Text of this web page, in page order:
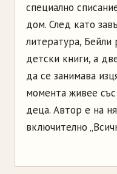
специално
дом. След като
литература,
детски книги, а
да се занимава
момента живее
деца. Автор е на
включително